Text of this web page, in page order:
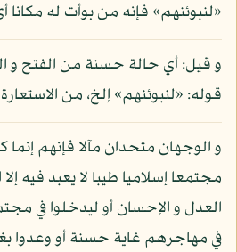
«لنبوئنهم» فإنه من بوأت له
و قيل: أي حالة حسنة من الفتح و
قوله: «لنبوئنهم» إلخ، من الاستعارة
و الوجهان متحدان مآلا فإنهم إنما
مجتمعا إسلاميا طيبا لا يعبد فيه إلا
العدل و الإحسان أو ليدخلوا في
في مهاجرهم غاية حسنة أو وعدوا